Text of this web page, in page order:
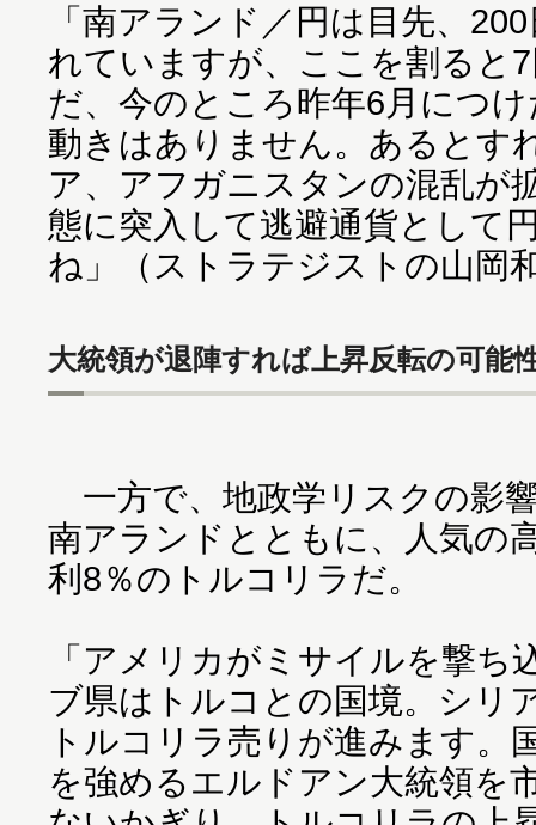
「南アランド／円は目先、
れていますが、ここを割ると
だ、今のところ昨年6月につ
動きはありません。あるとす
ア、アフガニスタンの混乱が
態に突入して逃避通貨として
ね」（ストラテジストの山岡
大統領が退陣すれば上昇反転の可能
一方で、地政学リスクの影
南アランドとともに、人気の
利8％のトルコリラだ。
「アメリカがミサイルを撃
ブ県はトルコとの国境。シリ
トルコリラ売りが進みます。
を強めるエルドアン大統領を